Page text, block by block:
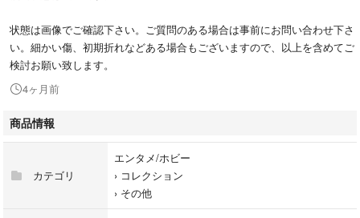
状態は画像でご確認下さい。ご質問のある場合は事前にお問い合わせ下さ
い。細かい傷、初期折れなどある場合もございますので、以上を含めてご
検討お願い致します。
4ヶ月前
商品情報
カテゴリ
エンタメ/ホビー
› コレクション
› その他